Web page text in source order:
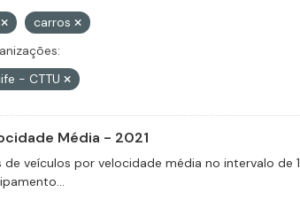
carros
- CTTU
Média - 2021
veículos por velocidade média no intervalo de